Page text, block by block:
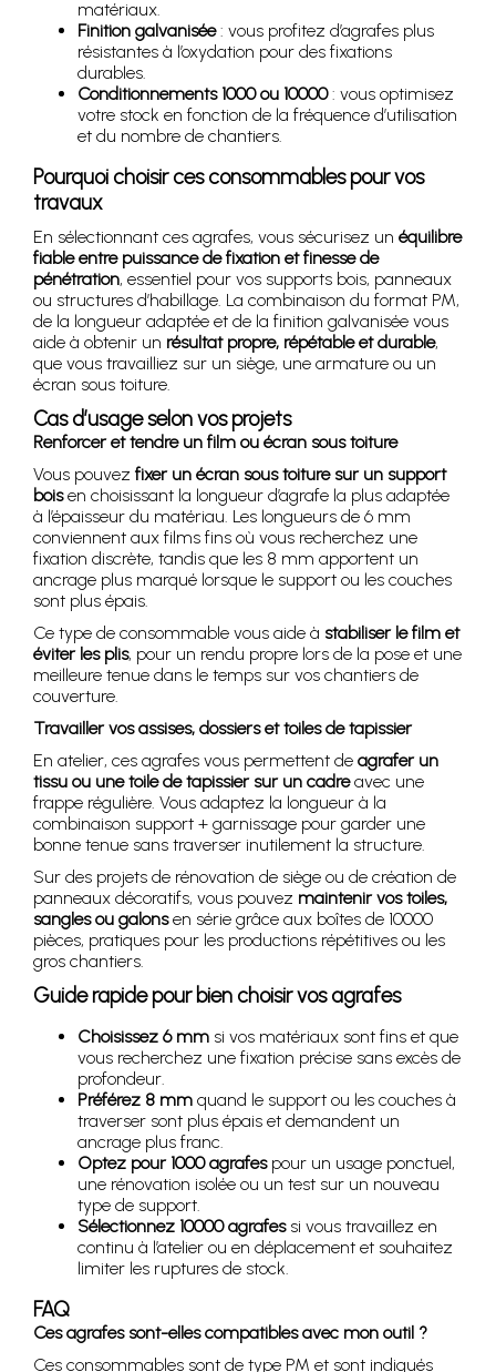
matériaux.
Finition galvanisée: vous profitez d’agrafes plus
résistantes à l’oxydation pour des fixations
durables.
Conditionnements 1000 ou 10000: vous optimisez
votre stock en fonction de la fréquence d’utilisation
et du nombre de chantiers.
Pourquoi choisir ces consommables pour vos
travaux
En sélectionnant ces agrafes, vous sécurisez un équilibre
fiable entre puissance de fixation et finesse de
pénétration, essentiel pour vos supports bois, panneaux
ou structures d’habillage. La combinaison du format PM,
de la longueur adaptée et de la finition galvanisée vous
aide à obtenir un résultat propre, répétable et durable,
que vous travailliez sur un siège, une armature ou un
écran sous toiture.
Cas d’usage selon vos projets
Renforcer et tendre un film ou écran sous toiture
Vous pouvez fixer un écran sous toiture sur un support
boisen choisissant la longueur d’agrafe la plus adaptée
à l’épaisseur du matériau. Les longueurs de 6 mm
conviennent aux films fins où vous recherchez une
fixation discrète, tandis que les 8 mm apportent un
ancrage plus marqué lorsque le support ou les couches
sont plus épais.
Ce type de consommable vous aide à stabiliser le film et
éviter les plis, pour un rendu propre lors de la pose et une
meilleure tenue dans le temps sur vos chantiers de
couverture.
Travailler vos assises, dossiers et toiles de tapissier
En atelier, ces agrafes vous permettent de agrafer un
tissu ou une toile de tapissier sur un cadreavec une
frappe régulière. Vous adaptez la longueur à la
combinaison support + garnissage pour garder une
bonne tenue sans traverser inutilement la structure.
Sur des projets de rénovation de siège ou de création de
panneaux décoratifs, vous pouvez maintenir vos toiles,
sangles ou galonsen série grâce aux boîtes de 10000
pièces, pratiques pour les productions répétitives ou les
gros chantiers.
Guide rapide pour bien choisir vos agrafes
Choisissez 6 mm si vos matériaux sont fins et que
vous recherchez une fixation précise sans excès de
profondeur.
Préférez 8 mm quand le support ou les couches à
traverser sont plus épais et demandent un
ancrage plus franc.
Optez pour 1000 agrafespour un usage ponctuel,
une rénovation isolée ou un test sur un nouveau
type de support.
Sélectionnez 10000 agrafessi vous travaillez en
continu à l’atelier ou en déplacement et souhaitez
limiter les ruptures de stock.
FAQ
Ces agrafes sont-elles compatibles avec mon outil ?
Ces consommables sont de type PM et sont indiqués